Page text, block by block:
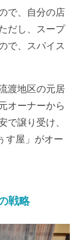
で、自分の店
だし、スープ
で、スパイス
渡地区の元居
オーナーから
で譲り受け、
す屋」がオー
戦略